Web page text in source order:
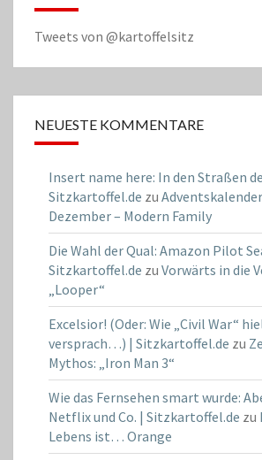
Tweets von @kartoffelsitz
NEUESTE KOMMENTARE
Insert name here: In den Straßen
Sitzkartoffel.de zu
Dezember – Modern Family
Die Wahl der Qual: Amazon Pilot
Sitzkartoffel.de zu Vorwärts in die
„Looper“
Excelsior! (Oder: Wie „Civil War“
versprach…) | Sitzkartoffel.de zu
Mythos: „Iron Man 3“
Wie das Fernsehen smart wurde:
Netflix und Co. | Sitzkartoffel.de zu
Lebens ist… Orange